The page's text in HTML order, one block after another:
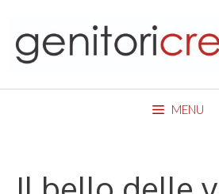
content
MENU